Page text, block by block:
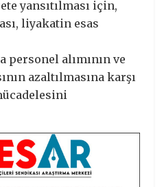
yansıtılması için,
liyakatin esas
personel alımının ve
azaltılmasına karşı